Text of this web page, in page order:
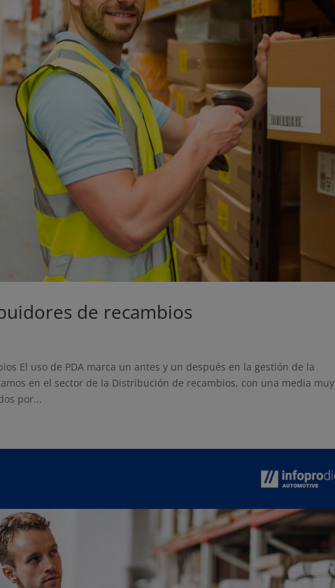
de recambios
El uso de PDA marca un antes y un después en la gestión de la
en el sector de la Distribución de recambios, con una media muy
por...